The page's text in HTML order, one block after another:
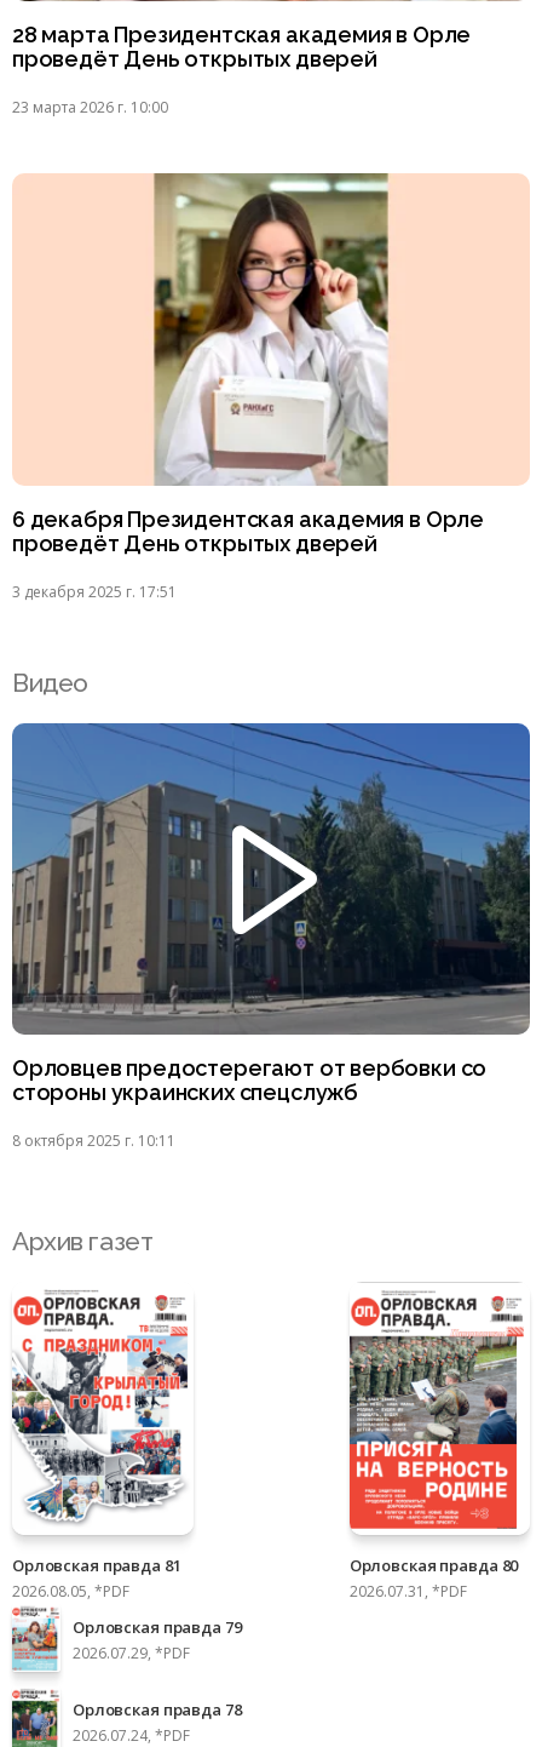
28 марта Президентская академия в Орле
проведёт День открытых дверей
23 марта 2026 г. 10:00
6 декабря Президентская академия в Орле
проведёт День открытых дверей
3 декабря 2025 г. 17:51
Видео
Орловцев предостерегают от вербовки со
стороны украинских спецслужб
8 октября 2025 г. 10:11
Архив газет
Орловская правда 81
2026.08.05, *PDF
Орловская правда 80
2026.07.31, *PDF
Орловская правда 79
2026.07.29, *PDF
Орловская правда 78
2026.07.24, *PDF